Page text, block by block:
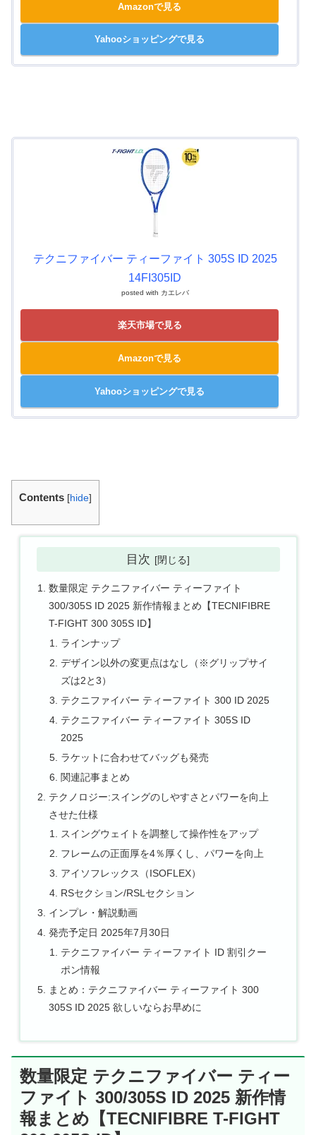
Amazonで見る
Yahooショッピングで見る
テクニファイバー ティーファイト 305S ID 2025
14FI305ID
posted with カエレバ
楽天市場で見る
Amazonで見る
Yahooショッピングで見る
Contents [hide]
目次
数量限定 テクニファイバー ティーファイト
300/305S ID 2025 新作情報まとめ【TECNIFIBRE
T-FIGHT 300 305S ID】
ラインナップ
デザイン以外の変更点はなし（※グリップサイ
ズは2と3）
テクニファイバー ティーファイト 300 ID 2025
テクニファイバー ティーファイト 305S ID
2025
ラケットに合わせてバッグも発売
関連記事まとめ
テクノロジー:スイングのしやすさとパワーを向上
させた仕様
スイングウェイトを調整して操作性をアップ
フレームの正面厚を4％厚くし、パワーを向上
アイソフレックス（ISOFLEX）
RSセクション/RSLセクション
インプレ・解説動画
発売予定日 2025年7月30日
テクニファイバー ティーファイト ID 割引クー
ポン情報
まとめ：テクニファイバー ティーファイト 300
305S ID 2025 欲しいならお早めに
数量限定 テクニファイバー ティー
ファイト 300/305S ID 2025 新作情
報まとめ【TECNIFIBRE T-FIGHT